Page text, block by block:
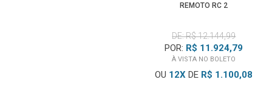
REMOTO RC 2
DE: R$ 12.144,99
POR: R$ 11.924,79
À VISTA NO BOLETO
OU 12X DE R$ 1.100,08